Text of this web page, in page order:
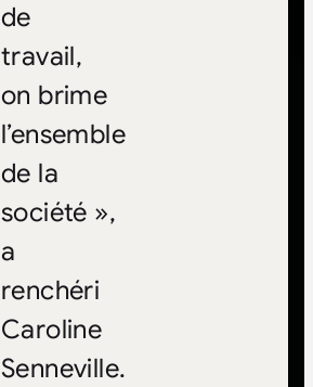
de
travail,
on brime
l’ensemble
de la
société »,
a
renchéri
Caroline
Senneville.